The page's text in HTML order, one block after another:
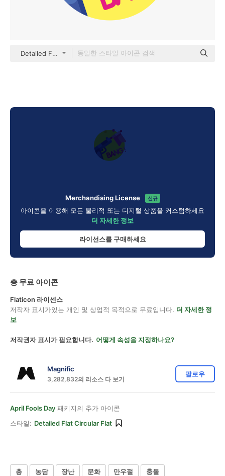
Detailed Flat Circular Flat
Merchandising License 신규
아이콘을 이용해 모든 물리적 또는 디지털 상품을 커스텀하세요
더 자세한 정보
라이선스를 구매하세요
총 무료 아이콘
Flaticon 라이센스
저작자 표시가있는 개인 및 상업적 목적으로 무료입니다. 더 자세한 정
보
저작권자 표시가 필요합니다. 어떻게 속성을 지정하나요?
Magnific
3,282,832의 리소스 다 보기
팔로우
April Fools Day 패키지의 추가 아이콘
스타일: Detailed Flat Circular Flat
총 농담 장난 문화 만우절 충돌